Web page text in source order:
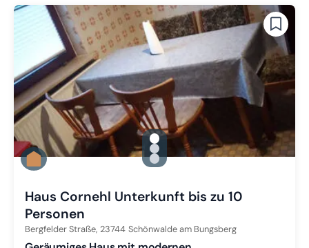
gallery.slide_selector
Zu Slide 1 wechseln
Zu Slide 2 wechseln
Zu Slide 3 wechseln
Haus Cornehl Unterkunft bis zu 10
Personen
Bergfelder Straße, 23744 Schönwalde am Bungsberg